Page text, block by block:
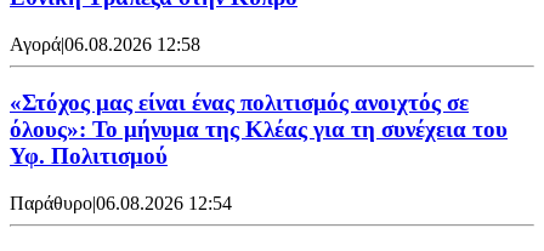
Αγορά|06.08.2026 12:58
«Στόχος μας είναι ένας πολιτισμός ανοιχτός σε
όλους»: Το μήνυμα της Κλέας για τη συνέχεια του
Υφ. Πολιτισμού
Παράθυρο|06.08.2026 12:54